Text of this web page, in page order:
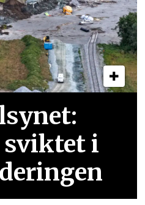
sviktet i